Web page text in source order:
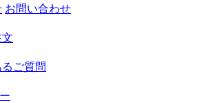
お問い合わせ
ご質問